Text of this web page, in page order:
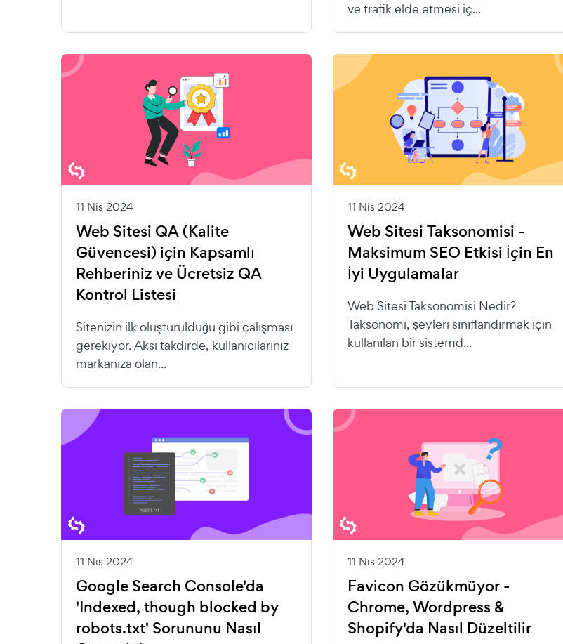
ve trafik elde etmesi iç...
11 Nis 2024
Web Sitesi QA (Kalite
Güvencesi) için Kapsamlı
Rehberiniz ve Ücretsiz QA
Kontrol Listesi
Sitenizin ilk oluşturulduğu gibi çalışması
gerekiyor. Aksi takdirde, kullanıcılarınız
markanıza olan...
11 Nis 2024
Web Sitesi Taksonomisi -
Maksimum SEO Etkisi İçin En
İyi Uygulamalar
Web Sitesi Taksonomisi Nedir?
Taksonomi, şeyleri sınıflandırmak için
kullanılan bir sistemd...
11 Nis 2024
Google Search Console'da
'Indexed, though blocked by
robots.txt' Sorununu Nasıl
11 Nis 2024
Favicon Gözükmüyor -
Chrome, Wordpress &
Shopify'da Nasıl Düzeltilir